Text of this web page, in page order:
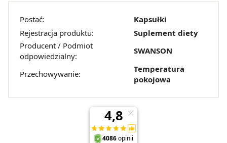
z brakiem dostępu do wszystkich funkcjonalności
Strony.
Postać:
Kapsułki
Rejestracja produktu:
Suplement diety
Producent / Podmiot
odpowiedzialny:
SWANSON
Przechowywanie:
Temperatura
pokojowa